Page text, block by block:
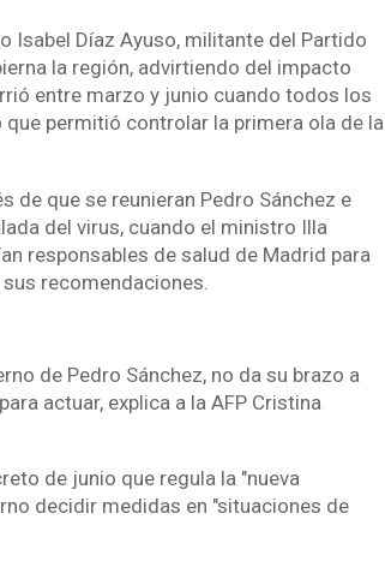
Isabel Díaz Ayuso, militante del Partido
la región, advirtiendo del impacto
entre marzo y junio cuando todos los
permitió controlar la primera ola de la
de que se reunieran Pedro Sánchez e
del virus, cuando el ministro Illa
responsables de salud de Madrid para
recomendaciones.
de Pedro Sánchez, no da su brazo a
actuar, explica a la AFP Cristina
de junio que regula la "nueva
decidir medidas en "situaciones de